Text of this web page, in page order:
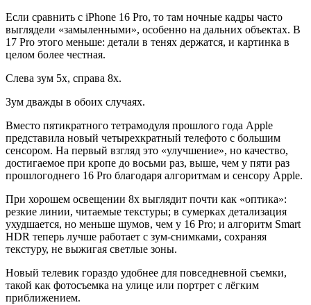
Если сравнить с iPhone 16 Pro, то там ночные кадры часто
выглядели «замыленными», особенно на дальних объектах. В
17 Pro этого меньше: детали в тенях держатся, и картинка в
целом более честная.
Слева зум 5х, справа 8х.
Зум дважды в обоих случаях.
Вместо пятикратного тетрамодуля прошлого года Apple
представила новый четырехкратный телефото с большим
сенсором. На первый взгляд это «улучшение», но качество,
достигаемое при кропе до восьми раз, выше, чем у пяти раз
прошлогоднего 16 Pro благодаря алгоритмам и сенсору Apple.
При хорошем освещении 8х выглядит почти как «оптика»:
резкие линии, читаемые текстуры; в сумерках детализация
ухудшается, но меньше шумов, чем у 16 Pro; и алгоритм Smart
HDR теперь лучше работает с зум-снимками, сохраняя
текстуру, не выжигая светлые зоны.
Новый телевик гораздо удобнее для повседневной съемки,
такой как фотосъемка на улице или портрет с лёгким
приближением.